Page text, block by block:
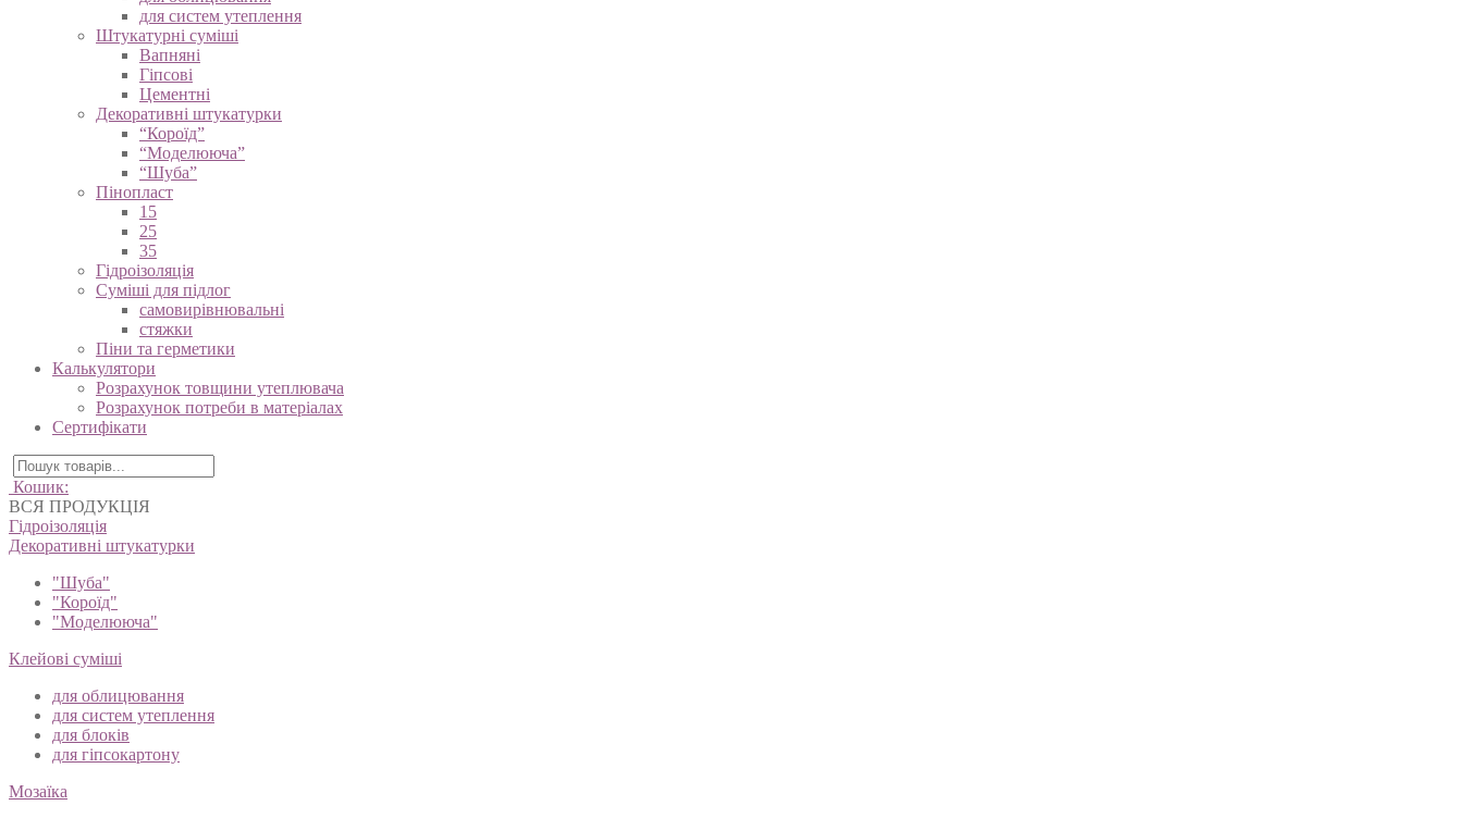
для систем утеплення
Штукатурні суміші
Вапняні
Гіпсові
Цементні
Декоративні штукатурки
“Короїд”
“Моделююча”
“Шуба”
Пінопласт
15
25
35
Гідроізоляція
Суміші для підлог
самовирівнювальні
стяжки
Піни та герметики
Калькулятори
Розрахунок товщини утеплювача
Розрахунок потреби в матеріалах
Сертифікати
Кошик:
ВСЯ ПРОДУКЦІЯ
Гідроізоляція
Декоративні штукатурки
"Шуба"
"Короїд"
"Моделююча"
Клейові суміші
для облицювання
для систем утеплення
для блоків
для гіпсокартону
Мозаїка